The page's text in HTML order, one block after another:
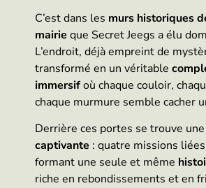
C’est dans les murs historiques
mairie que Secret Jeegs a élu
L’endroit, déjà empreint de
transformé en un véritable
immersifoù chaque couloir,
chaque murmure semble cacher
Derrière ces portes se trouve une
captivante : quatre missions
formant une seule et même
riche en rebondissements et en